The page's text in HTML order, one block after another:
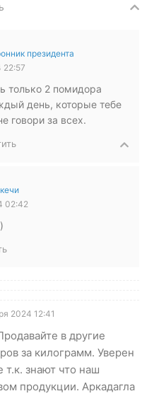
президента
22:57
только 2 помидора
день, которые тебе
говори за всех.
02:42
2024 12:41
в другие
за килограмм. Уверен
т.к. знают что наш
продукции. Аркадагла